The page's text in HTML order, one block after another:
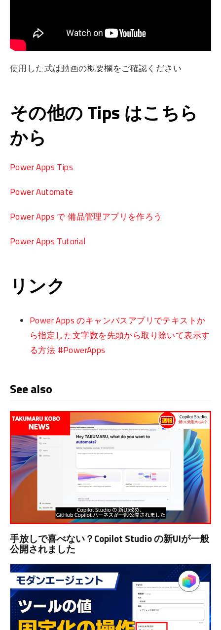
使用した式は動画の概要欄をご確認ください
その他の Tips はこちら
から
Power Apps Tips
Power Automate
Power Apps で 備品管理アプリを作ろう
Power Apps Tutorial
リンク
Power Apps のキャンバスアプリでテキストか
ら指定した文字数を先頭から取り除いて表示す
る方法 #PowerApps
See also
手放しで喜べない？Copilot Studio の新UIが一般
公開されました